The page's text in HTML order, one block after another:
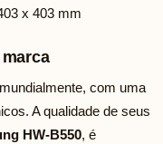
x 403 mm
com uma
A qualidade de seus
HW-B550, é